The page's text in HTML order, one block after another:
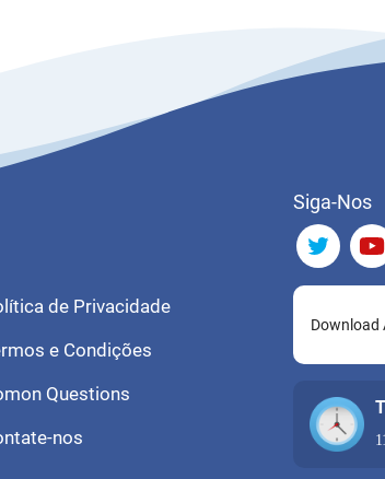
de Privacidade
e Condições
Questions
nos
Siga-Nos
Download